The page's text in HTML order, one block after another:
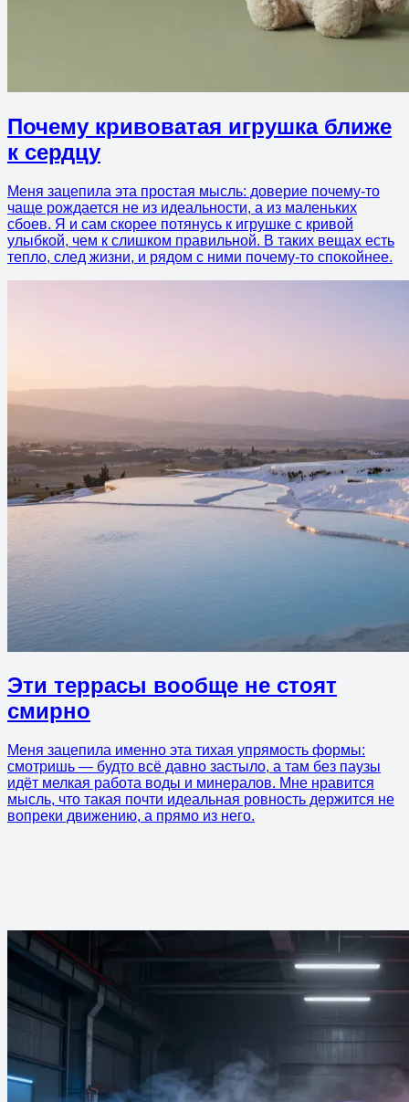
Почему кривоватая игрушка ближе
к сердцу
Меня зацепила эта простая мысль: доверие почему-то
чаще рождается не из идеальности, а из маленьких
сбоев. Я и сам скорее потянусь к игрушке с кривой
улыбкой, чем к слишком правильной. В таких вещах есть
тепло, след жизни, и рядом с ними почему-то спокойнее.
Эти террасы вообще не стоят
смирно
Меня зацепила именно эта тихая упрямость формы:
смотришь — будто всё давно застыло, а там без паузы
идёт мелкая работа воды и минералов. Мне нравится
мысль, что такая почти идеальная ровность держится не
вопреки движению, а прямо из него.